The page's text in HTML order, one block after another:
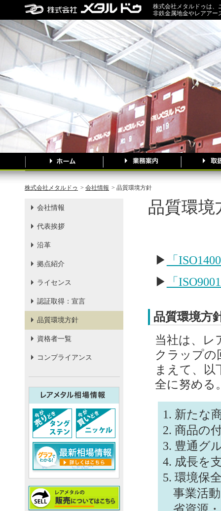
株式会社メタルドゥは、
非鉄金属地金やレアアー
株式会社メタルドゥ > 会社情報 > 品質環境方針
会社情報
代表挨拶
沿革
拠点紹介
ライセンス
認証取得：宣言
品質環境方針
資格者一覧
コンプライアンス
品質環境
▶
「
▶
「
品質環境方
当社は、レ
クラップの
まえて、以
全に努める
新たな
商品の
豊通グ
成長を
環境保
事業活